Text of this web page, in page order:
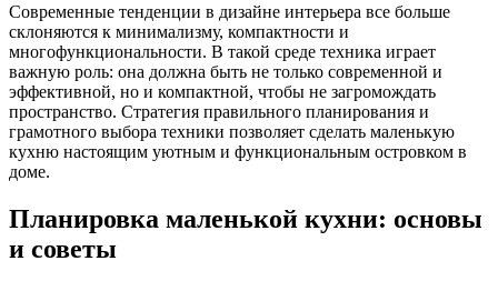
Современные тенденции в дизайне интерьера все больше
склоняются к минимализму, компактности и
многофункциональности. В такой среде техника играет
важную роль: она должна быть не только современной и
эффективной, но и компактной, чтобы не загромождать
пространство. Стратегия правильного планирования и
грамотного выбора техники позволяет сделать маленькую
кухню настоящим уютным и функциональным островком в
доме.
Планировка маленькой кухни: основы
и советы